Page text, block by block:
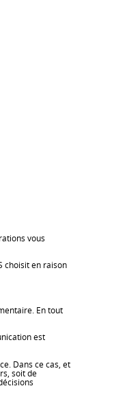
vous
choisit en raison
En tout
est
Dans ce cas, et
soit de